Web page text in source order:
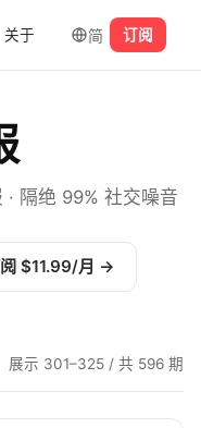
关于 简 订阅
隔绝 99% 社交噪音
$11.99/月 →
展示 301–325 / 共 596 期